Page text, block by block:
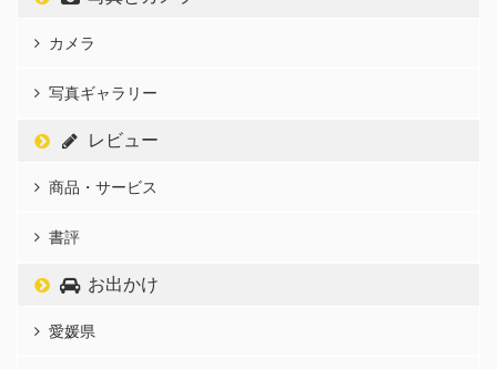
カメラ
写真ギャラリー
レビュー
商品・サービス
書評
お出かけ
愛媛県